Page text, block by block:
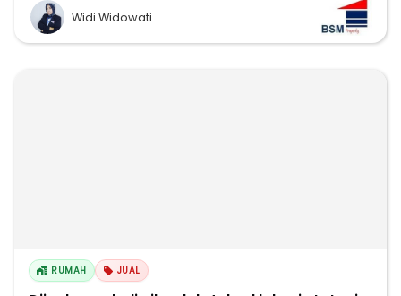
Widi Widowati
RUMAH JUAL